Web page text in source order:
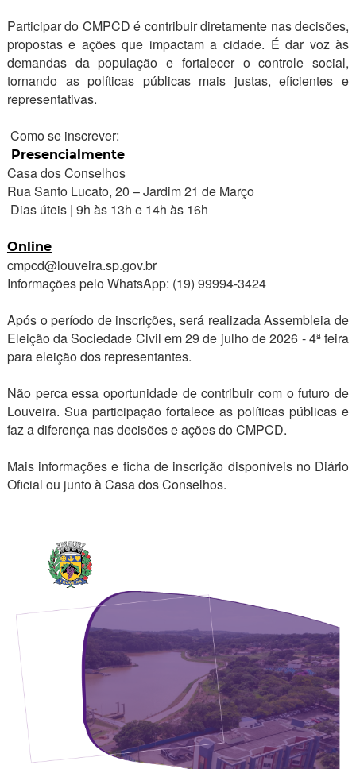
Participar do CMPCD é contribuir diretamente nas decisões,
propostas e ações que impactam a cidade. É dar voz às
demandas da população e fortalecer o controle social,
tornando as políticas públicas mais justas, eficientes e
representativas.
Como se inscrever:
Presencialmente
Casa dos Conselhos
Rua Santo Lucato, 20 – Jardim 21 de Março
Dias úteis | 9h às 13h e 14h às 16h
Online
cmpcd@louveira.sp.gov.br
Informações pelo WhatsApp: (19) 99994-3424
Após o período de inscrições, será realizada Assembleia de
Eleição da Sociedade Civil em 29 de julho de 2026 - 4ª feira
para eleição dos representantes.
Não perca essa oportunidade de contribuir com o futuro de
Louveira. Sua participação fortalece as políticas públicas e
faz a diferença nas decisões e ações do CMPCD.
Mais informações e ficha de inscrição disponíveis no Diário
Oficial ou junto à Casa dos Conselhos.